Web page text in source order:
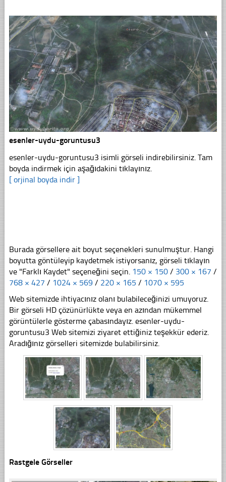
esenler-uydu-goruntusu3
esenler-uydu-goruntusu3 isimli görseli indirebilirsiniz. Tam
boyda indirmek için aşağıdakini tıklayınız.
[ orjinal boyda indir ]
Burada görsellere ait boyut seçenekleri sunulmuştur. Hangi
boyutta göntüleyip kaydetmek istiyorsanız, görseli tıklayın
ve "Farklı Kaydet" seçeneğini seçin. 150 × 150 / 300 × 167 /
768 × 427 / 1024 × 569 / 220 × 165 / 1070 × 595
Web sitemizde ihtiyacınız olanı bulabileceğinizi umuyoruz.
Bir görseli HD çözünürlükte veya en azından mükemmel
görüntülerle gösterme çabasındayız. esenler-uydu-
goruntusu3 Web sitemizi ziyaret ettiğiniz teşekkür ederiz.
Aradığınız görselleri sitemizde bulabilirsiniz.
Rastgele Görseller